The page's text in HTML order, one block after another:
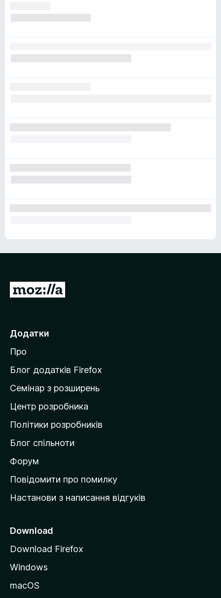
П
е
й
т
и
а
д
о
і
в
к
M
z
l
l
Додатки
Про
Блог додатків Firefox
Семінар з розширень
Центр розробника
Політики розробників
Блог спільноти
Форум
Повідомити про помилку
Настанови з написання відгуків
Download
Download Firefox
Windows
macOS